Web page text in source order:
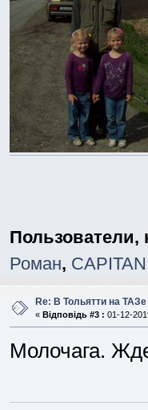
Пользователи,
Роман, CAPITAN
Re: В Тольятти на
« Відповідь #3 : 01-12-
Молочага.